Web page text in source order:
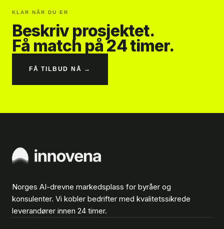
KLAR NÅR DU ER
Beskriv prosjektet.
Få match på 24 timer.
FÅ TILBUD NÅ →
Norges AI-drevne markedsplass for byråer og
konsulenter. Vi kobler bedrifter med kvalitetssikrede
leverandører innen 24 timer.